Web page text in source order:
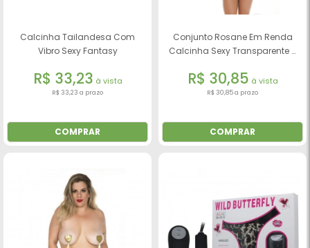
Calcinha Tailandesa Com
Vibro Sexy Fantasy
R$ 33,23 à vista
R$ 33,23 a prazo
COMPRAR
Conjunto Rosane Em Renda
Calcinha Sexy Transparente -
R$ 30,85 à vista
R$ 30,85 a prazo
COMPRAR